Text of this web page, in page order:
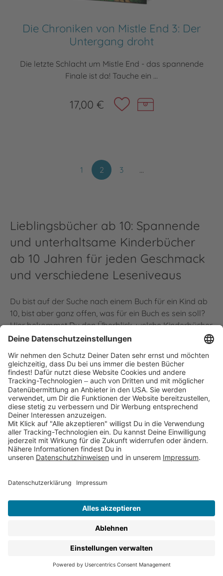
Die Chroniken von Mistle End 3: Der
Untergang droht
Die letzte Schlacht um Mistle End - das spannende
Finale ist da! Tauche ein ...
17,00 €
1 2 3 …
Lieblingsbücher ab 10: Spannende
und unterhaltsame Kinderbücher
ab 10 Jahren für jeden Geschmack
und verschiedene Leseniveaus
Du bist auf der Suche nach einem Buch für ein Kind ab
10, bist aber ganz offen, was für ein Buch es sein soll?
Hier bekommst Du den Überblick, welche Kinderbücher
ab 10 Jahren unter dem Dach der Thienemann Verlage
Kinderroman, ob etwas Spannendes oder etwas
Lustiges, obSachbücheroder ein Buch, mit dem Dein
Kind stundenlang in eine andere Welt abtauchen kann,
ob für ungeübte LeserInnen oder für absolute
Bücherwürmer – hier findest Du all unsere Bücher für
Kinder ab 10 Jahren.
Für Kinder ab 10 erscheinen in den Thienemann
Verlagen:
Kinderbuch-Klassiker
Sachbücher für Kinder
Kinderbuch-Reihen
Lernbücher & Rätselbücher
Du möchtest regelmäßig Infos zu unserenKinderbuch-